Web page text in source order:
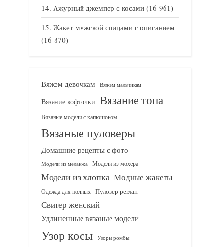
Ажурный джемпер с косами (16 961)
Жакет мужской спицами с описанием
(16 870)
Вяжем девочкам Вяжем мальчикам
Вязание кофточки Вязание топа
Вязаные модели с капюшоном
Вязаные пуловеры
Домашние рецепты с фото
Модели из меланжа Модели из мохера
Модели из хлопка Модные жакеты
Одежда для полных Пуловер реглан
Свитер женский
Удлиненные вязаные модели
Узор косы Узоры ромбы